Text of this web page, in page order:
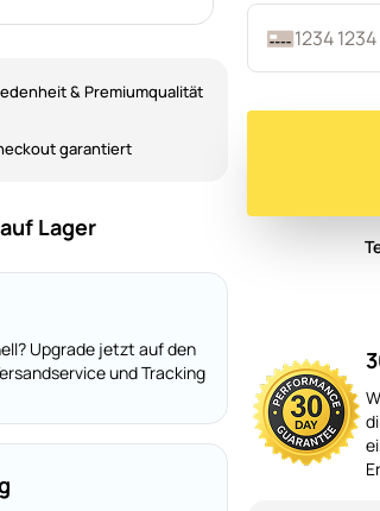
& Premiumqualität
garantiert
Lager
Upgrade jetzt auf den
und Tracking